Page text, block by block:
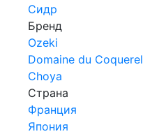
Сидр
Бренд
Ozeki
Domaine du Coquerel
Choya
Страна
Франция
Япония